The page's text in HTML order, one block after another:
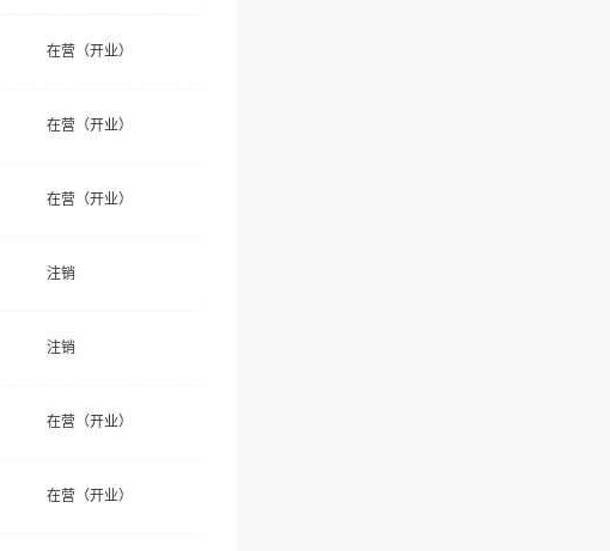
在营（开业）
在营（开业）
在营（开业）
注销
注销
在营（开业）
在营（开业）